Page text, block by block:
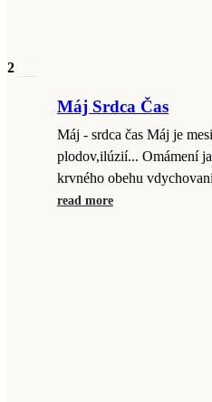
2
Máj Srdca Čas
Máj - srdca čas Máj je
plodov,ilúzií... Omámení
krvného obehu
read more